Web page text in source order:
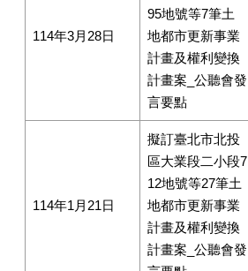
114年3月28日
95地號等7筆土
地都市更新事業
計畫及權利變換
計畫案_公聽會發
言要點
114年1月21日
擬訂臺北市北投
區大業段二小段7
12地號等27筆土
地都市更新事業
計畫及權利變換
計畫案_公聽會發